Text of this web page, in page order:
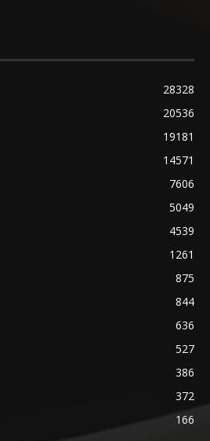
28328
20536
19181
14571
7606
5049
4539
1261
875
844
636
527
386
372
166